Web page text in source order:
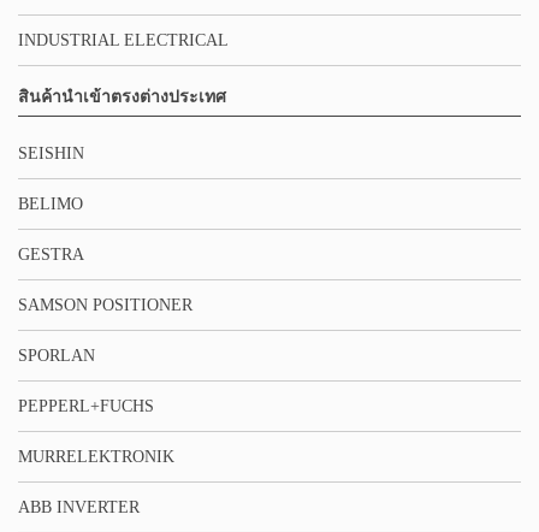
INDUSTRIAL ELECTRICAL
สินค้านำเข้าตรงต่างประเทศ
SEISHIN
BELIMO
GESTRA
SAMSON POSITIONER
SPORLAN
PEPPERL+FUCHS
MURRELEKTRONIK
ABB INVERTER